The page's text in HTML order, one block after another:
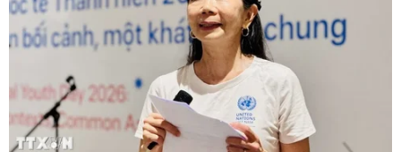
Xem trực tiếp Indonesia-Việt Nam tại
ASEAN Cup 2026 trên kênh nào?
03/08/2026 09:21